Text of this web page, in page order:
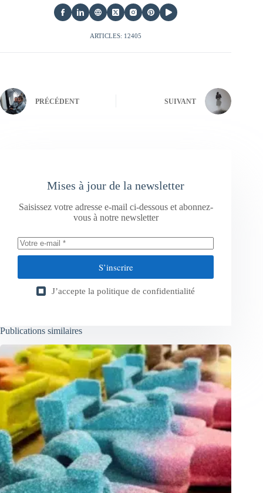
ARTICLES: 12405
PRÉCÉDENT SUIVANT
Mises à jour de la newsletter
Saisissez votre adresse e-mail ci-dessous et abonnez-
vous à notre newsletter
S’inscrire
J’accepte la politique de confidentialité
Publications similaires